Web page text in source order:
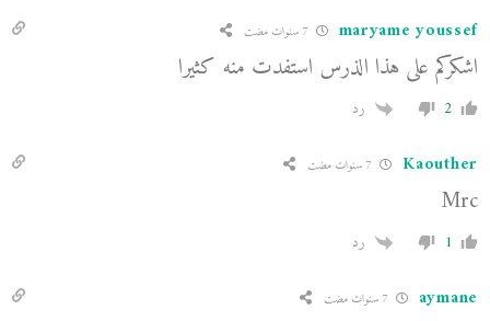
maryame youssef
اشكركم على هذا الذرس استفدت منه كثيرا
2 رد
Kaouther
Mrc
1 رد
aymane